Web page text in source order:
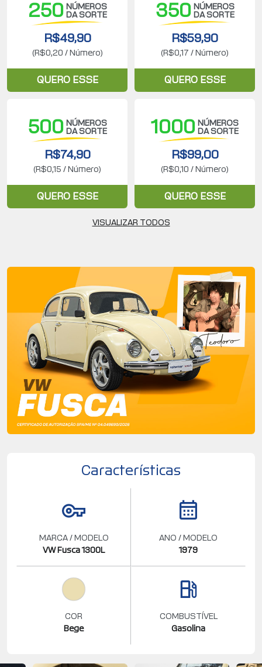
250 NÚMEROS
DA SORTE
R$49,90
(R$0,20 / Número)
QUERO ESSE
350 NÚMEROS
DA SORTE
R$59,90
(R$0,17 / Número)
QUERO ESSE
500 NÚMEROS
DA SORTE
R$74,90
(R$0,15 / Número)
QUERO ESSE
1000 NÚMEROS
DA SORTE
R$99,00
(R$0,10 / Número)
QUERO ESSE
VISUALIZAR TODOS
Características
MARCA / MODELO
VW Fusca 1300L
ANO / MODELO
1979
COR
Bege
COMBUSTÍVEL
Gasolina